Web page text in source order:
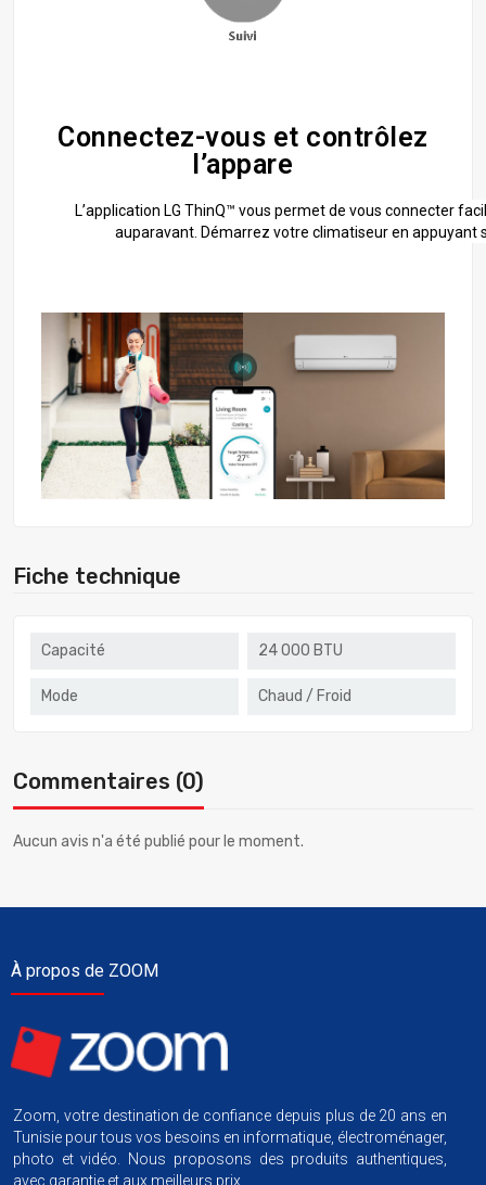
Connectez-vous et contrôlez
l’appare
L’application LG ThinQ™ vous permet de vous connecter
auparavant. Démarrez votre climatiseur en appuyant
Fiche technique
Capacité 24 000 BTU
Mode Chaud / Froid
Commentaires (0)
Aucun avis n'a été publié pour le moment.
À propos de ZOOM
Zoom, votre destination de confiance depuis plus de 20 ans en
Tunisie pour tous vos besoins en informatique, électroménager,
photo et vidéo. Nous proposons des produits authentiques,
avec garantie et aux meilleurs prix.